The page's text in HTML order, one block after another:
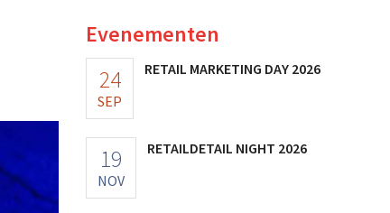
Evenementen
24
SEP
RETAIL MARKETING DAY 2026
19
NOV
RETAILDETAIL NIGHT 2026